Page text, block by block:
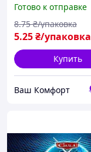
Готово к отправке
5.25₴/упаковка
8.75 ₴/упаковка
Купить
Ваш Комфорт